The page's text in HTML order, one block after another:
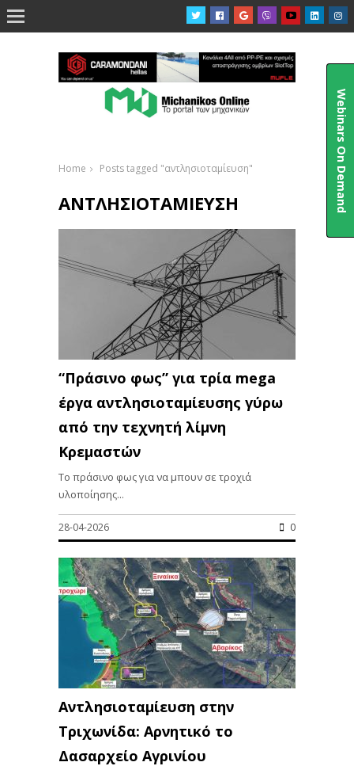

Home Posts tagged "αντλησιοταμίευση"
ΑΝΤΛΗΣΙΟΤΑΜΊΕΥΣΗ
“Πράσινο φως” για τρία mega
έργα αντλησιοταμίευσης γύρω
από την τεχνητή λίμνη
Κρεμαστών
Το πράσινο φως για να μπουν σε τροχιά
υλοποίησης...
28-04-2026 0
Αντλησιοταμίευση στην
Τριχωνίδα: Αρνητικό το
Δασαρχείο Αγρινίου
Webinars On Demand